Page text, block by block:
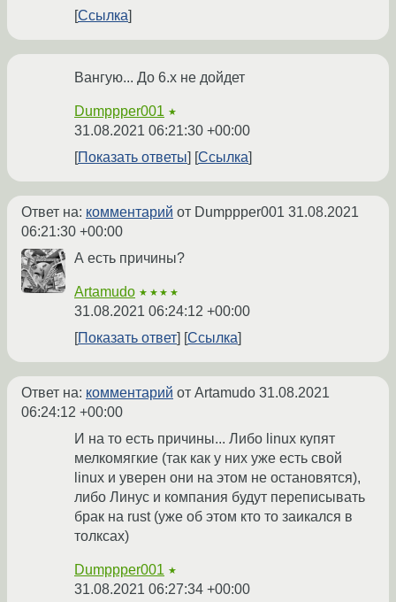
Ссылка
Вангую... До 6.x не дойдет
Dumppper001 ★
31.08.2021 06:21:30 +00:00
Показать ответы
Ссылка
Ответ на: комментарий от Dumppper001 31.08.2021
06:21:30 +00:00
А есть причины?
Artamudo ★★★★
31.08.2021 06:24:12 +00:00
Показать ответ
Ссылка
Ответ на: комментарий от Artamudo 31.08.2021
06:24:12 +00:00
И на то есть причины... Либо linux купят
мелкомягкие (так как у них уже есть свой
linux и уверен они на этом не остановятся),
либо Линус и компания будут переписывать
брак на rust (уже об этом кто то заикался в
толксах)
Dumppper001 ★
31.08.2021 06:27:34 +00:00